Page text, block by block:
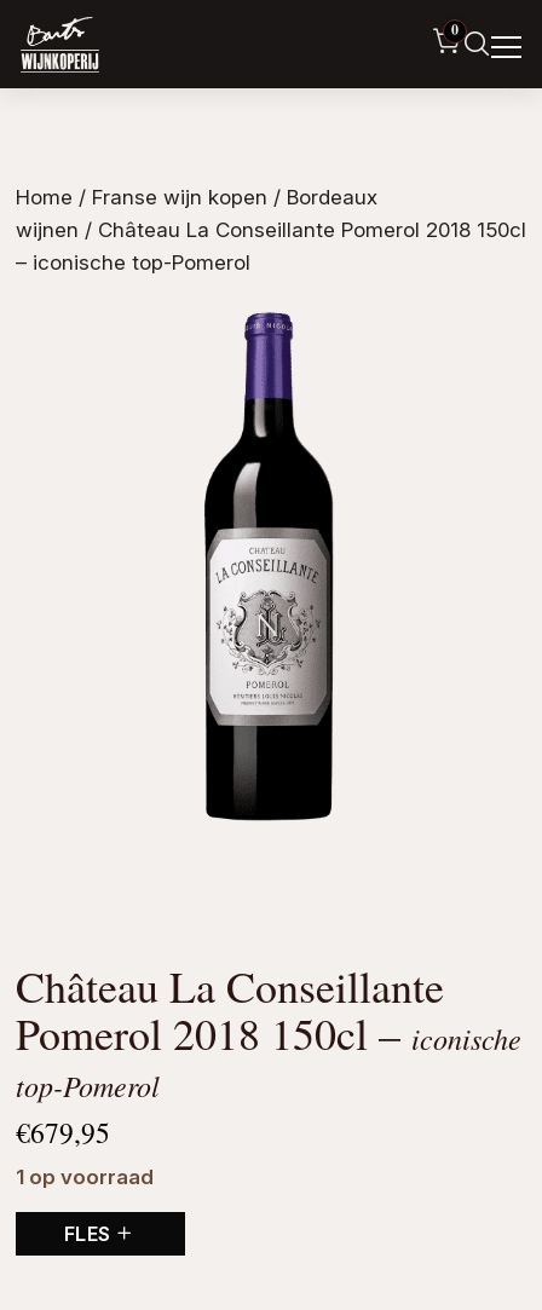
0
Home / Franse wijn kopen / Bordeaux
wijnen / Château La Conseillante Pomerol 2018 150cl
– iconische top-Pomerol
Château La Conseillante
Pomerol 2018 150cl – iconische
top-Pomerol
€679,95
1 op voorraad
FLES